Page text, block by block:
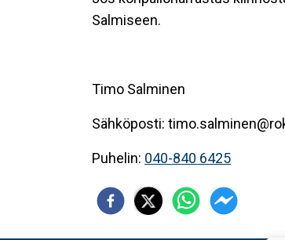
Salmiseen.
Timo Salminen
Sähköposti:
Puhelin: 040-840 6425